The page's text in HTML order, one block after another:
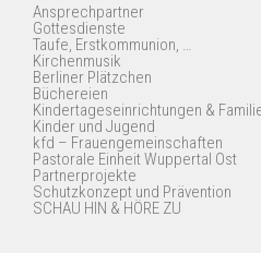
Ansprechpartner
Gottesdienste
Taufe, Erstkommunion, …
Kirchenmusik
Berliner Plätzchen
Büchereien
Kindertageseinrichtungen &
Kinder und Jugend
kfd – Frauengemeinschaften
Pastorale Einheit Wuppertal Ost
Partnerprojekte
Schutzkonzept und Prävention
SCHAU HIN & HÖRE ZU